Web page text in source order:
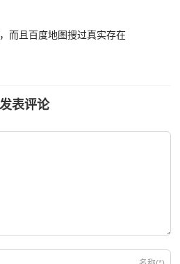
而且百度地图搜过真实存在
发表评论